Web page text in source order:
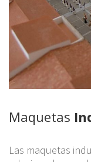
Maquetas
Las maquetas